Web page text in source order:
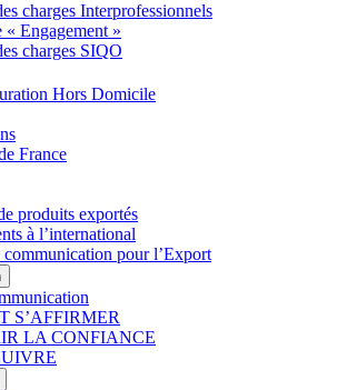
charges Interprofessionnels
« Engagement »
charges SIQO
Hors Domicile
France
produits exportés
à l’international
pour l’Export
S’AFFIRMER
LA CONFIANCE